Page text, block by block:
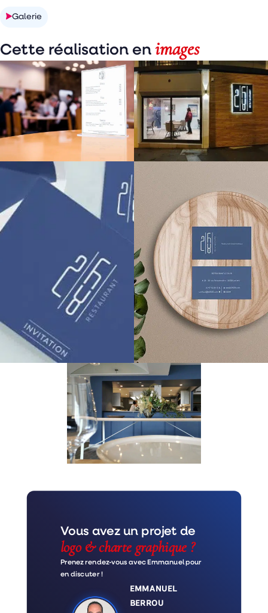
Galerie
Cette réalisation en images
Vous avez un projet de
logo & charte graphique ?
Prenez rendez-vous avec Emmanuel pour
en discuter !
EMMANUEL
BERROU